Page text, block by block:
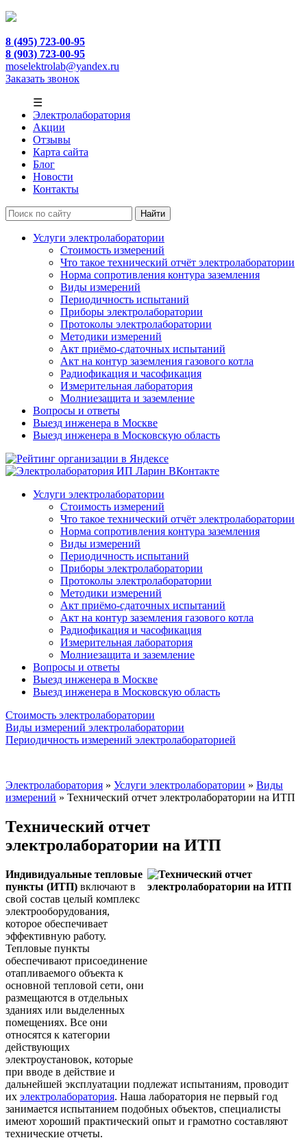
8 (495) 723-00-95
8 (903) 723-00-95
moselektrolab@yandex.ru
Заказать звонок
☰
Электролаборатория
Акции
Отзывы
Карта сайта
Блог
Новости
Контакты
Услуги электролаборатории
Стоимость измерений
Что такое технический отчёт электролаборатории
Норма сопротивления контура заземления
Виды измерений
Периодичность испытаний
Приборы электролаборатории
Протоколы электролаборатории
Методики измерений
Акт приёмо-сдаточных испытаний
Акт на контур заземления газового котла
Радиофикация и часофикация
Измерительная лаборатория
Молниезащита и заземление
Вопросы и ответы
Выезд инженера в Москве
Выезд инженера в Московскую область
Услуги электролаборатории
Стоимость измерений
Что такое технический отчёт электролаборатории
Норма сопротивления контура заземления
Виды измерений
Периодичность испытаний
Приборы электролаборатории
Протоколы электролаборатории
Методики измерений
Акт приёмо-сдаточных испытаний
Акт на контур заземления газового котла
Радиофикация и часофикация
Измерительная лаборатория
Молниезащита и заземление
Вопросы и ответы
Выезд инженера в Москве
Выезд инженера в Московскую область
Стоимость электролаборатории
Виды измерений электролаборатории
Периодичность измерений электролабораторией
Электролаборатория » Услуги электролаборатории » Виды
измерений » Технический отчет электролаборатории на ИТП
Технический отчет
электролаборатории на ИТП
Индивидуальные тепловые
пункты (ИТП) включают в
свой состав целый комплекс
электрооборудования,
которое обеспечивает
эффективную работу.
Тепловые пункты
обеспечивают присоединение
отапливаемого объекта к
основной тепловой сети, они
размещаются в отдельных
зданиях или выделенных
помещениях. Все они
относятся к категории
действующих
электроустановок, которые
при вводе в действие и
дальнейшей эксплуатации подлежат испытаниям, проводит
их электролаборатория. Наша лаборатория не первый год
занимается испытанием подобных объектов, специалисты
имеют хороший практический опыт и грамотно составляют
технические отчеты.